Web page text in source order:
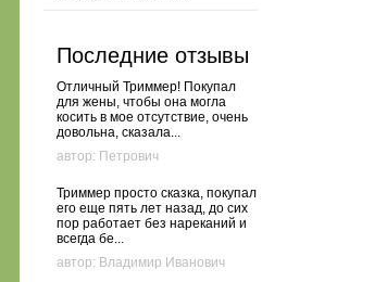
Последние отзывы
Отличный Триммер! Покупал
для жены, чтобы она могла
косить в мое отсутствие, очень
довольна, сказала...
автор: Петрович
Триммер просто сказка, покупал
его еще пять лет назад, до сих
пор работает без нареканий и
всегда бе...
автор: Владимир Иванович